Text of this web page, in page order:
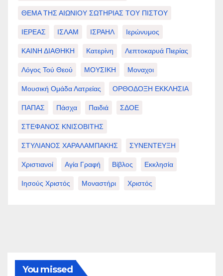
ΘΕΜΑ ΤΗΣ ΑΙΩΝΙΟΥ ΣΩΤΗΡΙΑΣ ΤΟΥ ΠΙΣΤΟΥ
ΙΕΡΕΑΣ ΙΣΛΑΜ ΙΣΡΑΗΛ Ιερώνυμος
ΚΑΙΝΗ ΔΙΑΘΗΚΗ Κατερίνη Λεπτοκαρυά Πιερίας
Λόγος Τού Θεού ΜΟΥΣΙΚΗ Μοναχοι
Μουσική Ομάδα Λατρείας ΟΡΘΟΔΟΞΗ ΕΚΚΛΗΣΙΑ
ΠΑΠΑΣ Πάσχα Παιδιά ΣΔΟΕ
ΣΤΕΦΑΝΟΣ ΚΝΙΣΟΒΙΤΗΣ
ΣΤΥΛΙΑΝΟΣ ΧΑΡΑΛΑΜΠΑΚΗΣ ΣΥΝΕΝΤΕΥΞΗ
Χριστιανοί Αγία Γραφή Βίβλος Εκκλησία
Ιησούς Χριστός Μοναστήρι Χριστός
You missed